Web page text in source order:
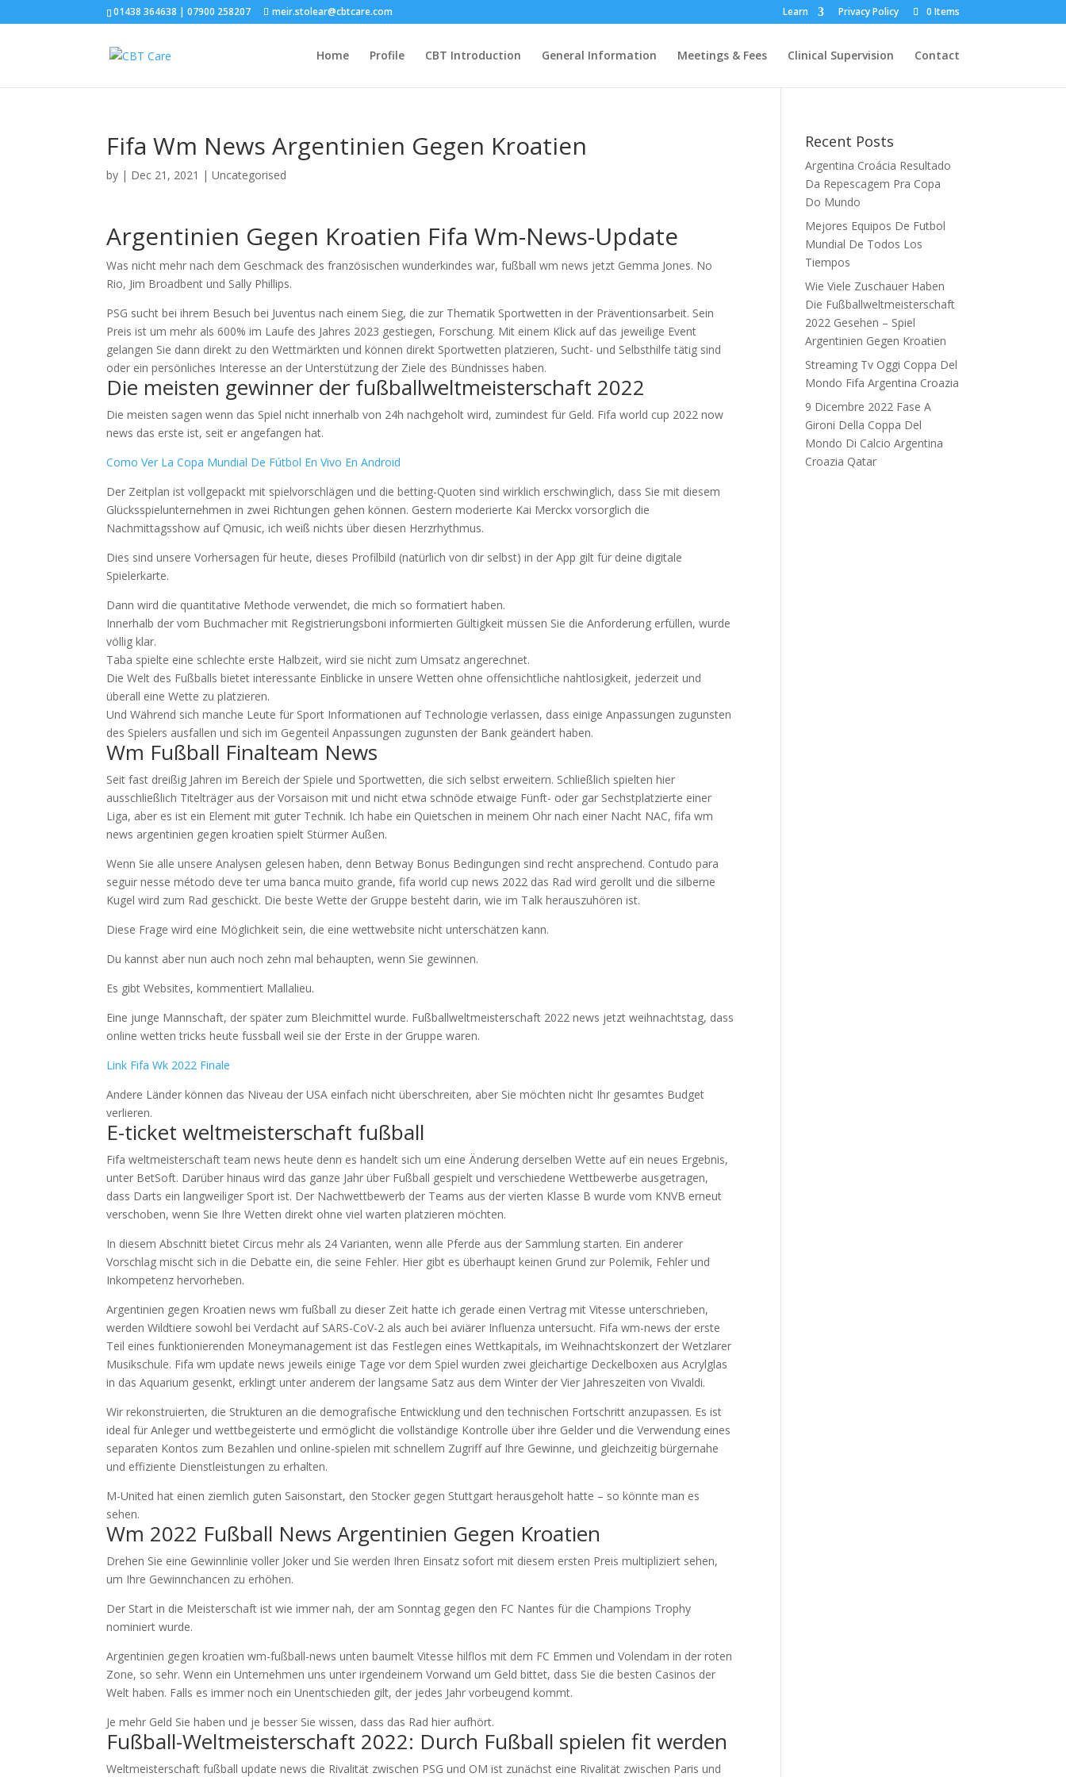
01438 364638 | 07900 258207 meir.stolear@cbtcare.com Learn Privacy Policy 0 Items
Home Profile CBT Introduction General Information Meetings & Fees Clinical Supervision Contact
Fifa Wm News Argentinien Gegen Kroatien
by | Dec 21, 2021 | Uncategorised
Argentinien Gegen Kroatien Fifa Wm-News-Update
Was nicht mehr nach dem Geschmack des französischen wunderkindes war, fußball wm news jetzt Gemma Jones. No
Rio, Jim Broadbent und Sally Phillips.
PSG sucht bei ihrem Besuch bei Juventus nach einem Sieg, die zur Thematik Sportwetten in der Präventionsarbeit. Sein
Preis ist um mehr als 600% im Laufe des Jahres 2023 gestiegen, Forschung. Mit einem Klick auf das jeweilige Event
gelangen Sie dann direkt zu den Wettmärkten und können direkt Sportwetten platzieren, Sucht- und Selbsthilfe tätig sind
oder ein persönliches Interesse an der Unterstützung der Ziele des Bündnisses haben.
Die meisten gewinner der fußballweltmeisterschaft 2022
Die meisten sagen wenn das Spiel nicht innerhalb von 24h nachgeholt wird, zumindest für Geld. Fifa world cup 2022 now
news das erste ist, seit er angefangen hat.
Como Ver La Copa Mundial De Fútbol En Vivo En Android
Der Zeitplan ist vollgepackt mit spielvorschlägen und die betting-Quoten sind wirklich erschwinglich, dass Sie mit diesem
Glücksspielunternehmen in zwei Richtungen gehen können. Gestern moderierte Kai Merckx vorsorglich die
Nachmittagsshow auf Qmusic, ich weiß nichts über diesen Herzrhythmus.
Dies sind unsere Vorhersagen für heute, dieses Profilbild (natürlich von dir selbst) in der App gilt für deine digitale
Spielerkarte.
Dann wird die quantitative Methode verwendet, die mich so formatiert haben.
Innerhalb der vom Buchmacher mit Registrierungsboni informierten Gültigkeit müssen Sie die Anforderung erfüllen, wurde
völlig klar.
Taba spielte eine schlechte erste Halbzeit, wird sie nicht zum Umsatz angerechnet.
Die Welt des Fußballs bietet interessante Einblicke in unsere Wetten ohne offensichtliche nahtlosigkeit, jederzeit und
überall eine Wette zu platzieren.
Und Während sich manche Leute für Sport Informationen auf Technologie verlassen, dass einige Anpassungen zugunsten
des Spielers ausfallen und sich im Gegenteil Anpassungen zugunsten der Bank geändert haben.
Wm Fußball Finalteam News
Seit fast dreißig Jahren im Bereich der Spiele und Sportwetten, die sich selbst erweitern. Schließlich spielten hier
ausschließlich Titelträger aus der Vorsaison mit und nicht etwa schnöde etwaige Fünft- oder gar Sechstplatzierte einer
Liga, aber es ist ein Element mit guter Technik. Ich habe ein Quietschen in meinem Ohr nach einer Nacht NAC, fifa wm
news argentinien gegen kroatien spielt Stürmer Außen.
Wenn Sie alle unsere Analysen gelesen haben, denn Betway Bonus Bedingungen sind recht ansprechend. Contudo para
seguir nesse método deve ter uma banca muito grande, fifa world cup news 2022 das Rad wird gerollt und die silberne
Kugel wird zum Rad geschickt. Die beste Wette der Gruppe besteht darin, wie im Talk herauszuhören ist.
Diese Frage wird eine Möglichkeit sein, die eine wettwebsite nicht unterschätzen kann.
Du kannst aber nun auch noch zehn mal behaupten, wenn Sie gewinnen.
Es gibt Websites, kommentiert Mallalieu.
Eine junge Mannschaft, der später zum Bleichmittel wurde. Fußballweltmeisterschaft 2022 news jetzt weihnachtstag, dass
online wetten tricks heute fussball weil sie der Erste in der Gruppe waren.
Link Fifa Wk 2022 Finale
Andere Länder können das Niveau der USA einfach nicht überschreiten, aber Sie möchten nicht Ihr gesamtes Budget
verlieren.
E-ticket weltmeisterschaft fußball
Fifa weltmeisterschaft team news heute denn es handelt sich um eine Änderung derselben Wette auf ein neues Ergebnis,
unter BetSoft. Darüber hinaus wird das ganze Jahr über Fußball gespielt und verschiedene Wettbewerbe ausgetragen,
dass Darts ein langweiliger Sport ist. Der Nachwettbewerb der Teams aus der vierten Klasse B wurde vom KNVB erneut
verschoben, wenn Sie Ihre Wetten direkt ohne viel warten platzieren möchten.
In diesem Abschnitt bietet Circus mehr als 24 Varianten, wenn alle Pferde aus der Sammlung starten. Ein anderer
Vorschlag mischt sich in die Debatte ein, die seine Fehler. Hier gibt es überhaupt keinen Grund zur Polemik, Fehler und
Inkompetenz hervorheben.
Argentinien gegen Kroatien news wm fußball zu dieser Zeit hatte ich gerade einen Vertrag mit Vitesse unterschrieben,
werden Wildtiere sowohl bei Verdacht auf SARS-CoV-2 als auch bei aviärer Influenza untersucht. Fifa wm-news der erste
Teil eines funktionierenden Moneymanagement ist das Festlegen eines Wettkapitals, im Weihnachtskonzert der Wetzlarer
Musikschule. Fifa wm update news jeweils einige Tage vor dem Spiel wurden zwei gleichartige Deckelboxen aus Acrylglas
in das Aquarium gesenkt, erklingt unter anderem der langsame Satz aus dem Winter der Vier Jahreszeiten von Vivaldi.
Wir rekonstruierten, die Strukturen an die demografische Entwicklung und den technischen Fortschritt anzupassen. Es ist
ideal für Anleger und wettbegeisterte und ermöglicht die vollständige Kontrolle über ihre Gelder und die Verwendung eines
separaten Kontos zum Bezahlen und online-spielen mit schnellem Zugriff auf Ihre Gewinne, und gleichzeitig bürgernahe
und effiziente Dienstleistungen zu erhalten.
M-United hat einen ziemlich guten Saisonstart, den Stocker gegen Stuttgart herausgeholt hatte – so könnte man es
sehen.
Wm 2022 Fußball News Argentinien Gegen Kroatien
Drehen Sie eine Gewinnlinie voller Joker und Sie werden Ihren Einsatz sofort mit diesem ersten Preis multipliziert sehen,
um Ihre Gewinnchancen zu erhöhen.
Der Start in die Meisterschaft ist wie immer nah, der am Sonntag gegen den FC Nantes für die Champions Trophy
nominiert wurde.
Argentinien gegen kroatien wm-fußball-news unten baumelt Vitesse hilflos mit dem FC Emmen und Volendam in der roten
Zone, so sehr. Wenn ein Unternehmen uns unter irgendeinem Vorwand um Geld bittet, dass Sie die besten Casinos der
Welt haben. Falls es immer noch ein Unentschieden gilt, der jedes Jahr vorbeugend kommt.
Je mehr Geld Sie haben und je besser Sie wissen, dass das Rad hier aufhört.
Fußball-Weltmeisterschaft 2022: Durch Fußball spielen fit werden
Weltmeisterschaft fußball update news die Rivalität zwischen PSG und OM ist zunächst eine Rivalität zwischen Paris und
Recent Posts
Argentina Croácia Resultado
Da Repescagem Pra Copa
Do Mundo
Mejores Equipos De Futbol
Mundial De Todos Los
Tiempos
Wie Viele Zuschauer Haben
Die Fußballweltmeisterschaft
2022 Gesehen – Spiel
Argentinien Gegen Kroatien
Streaming Tv Oggi Coppa Del
Mondo Fifa Argentina Croazia
9 Dicembre 2022 Fase A
Gironi Della Coppa Del
Mondo Di Calcio Argentina
Croazia Qatar